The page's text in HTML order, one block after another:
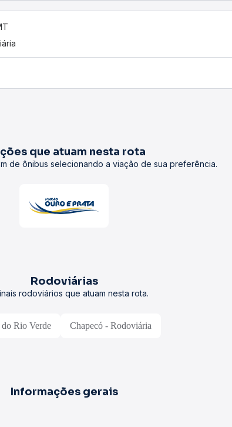
que atuam nesta rota
de ônibus selecionando a viação de sua preferência.
Rodoviárias
rodoviários que atuam nesta rota.
Rio Verde Chapecó - Rodoviária
Informações gerais